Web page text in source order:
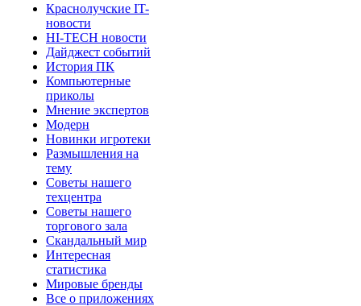
Краснолучские IT-
новости
HI-TECH новости
Дайджест событий
История ПК
Компьютерные
приколы
Мнение экспертов
Модерн
Новинки игротеки
Размышления на
тему
Советы нашего
техцентра
Советы нашего
торгового зала
Скандальный мир
Интересная
статистика
Мировые бренды
Все о приложениях